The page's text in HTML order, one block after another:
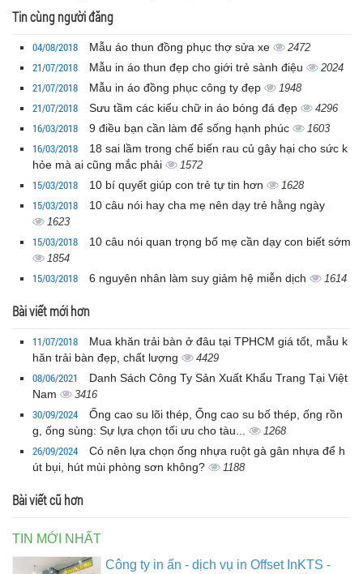
Tin cùng người đăng
04/08/2018 Mẫu áo thun đồng phục thợ sửa xe 2472
21/07/2018 Mẫu in áo thun đẹp cho giới trẻ sành điệu 2024
21/07/2018 Mẫu in áo đồng phục công ty đẹp 1948
21/07/2018 Sưu tầm các kiểu chữ in áo bóng đá đẹp 4296
16/03/2018 9 điều bạn cần làm để sống hạnh phúc 1603
16/03/2018
18 sai lầm trong chế biến rau củ gây hại cho sức k
hỏe mà ai cũng mắc phải
1572
15/03/2018 10 bí quyết giúp con trẻ tự tin hơn 1628
15/03/2018 10 câu nói hay cha mẹ nên dạy trẻ hằng ngày
1623
15/03/2018 10 câu nói quan trọng bố mẹ cần dạy con biết sớm
1854
15/03/2018 6 nguyên nhân làm suy giảm hệ miễn dịch 1614
Bài viết mới hơn
11/07/2018
Mua khăn trải bàn ở đâu tại TPHCM giá tốt, mẫu k
hăn trải bàn đẹp, chất lượng
4429
08/06/2021
Danh Sách Công Ty Sản Xuất Khẩu Trang Tại Việt
Nam
3416
30/09/2024
Ống cao su lõi thép, Ống cao su bố thép, ống rồn
g, ống sùng: Sự lựa chọn tối ưu cho tàu...
1268
26/09/2024
Có nên lựa chọn ống nhựa ruột gà gân nhựa để h
út bụi, hút mùi phòng sơn không?
1188
Bài viết cũ hơn
TIN MỚI NHẤT
Công ty in ấn - dịch vụ in Offset InKTS -